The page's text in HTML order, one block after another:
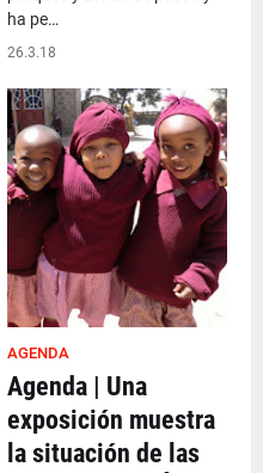
ha pe…
26.3.18
AGENDA
Agenda | Una
exposición muestra
la situación de las